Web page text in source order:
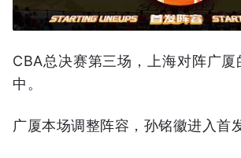
CBA总决赛第三场，上海对阵广
中。
广厦本场调整阵容，孙铭徽进入首